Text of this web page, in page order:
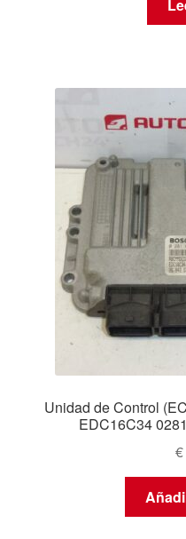
Unidad de Control
EDC16C34
€